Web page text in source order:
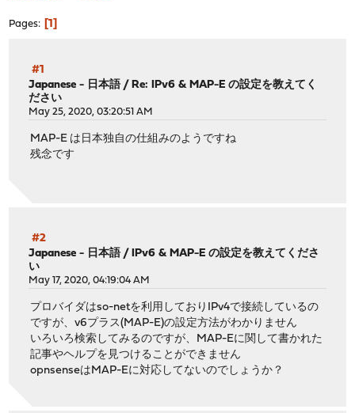
Pages 1
#1
Japanese - 日本語 / Re: IPv6 & MAP-E の設定を教えてく
ださい
May 25, 2020, 03:20:51 AM
MAP-E は日本独自の仕組みのようですね
残念です
#2
Japanese - 日本語 /
IPv6 & MAP-E の設定を教えてくださ
い
May 17, 2020, 04:19:04 AM
プロバイダはso-netを利用しておりIPv4で接続しているの
ですが、v6プラス(MAP-E)の設定方法がわかりません
いろいろ検索してみるのですが、MAP-Eに関して書かれた
記事やヘルプを見つけることができません
opnsenseはMAP-Eに対応してないのでしょうか？